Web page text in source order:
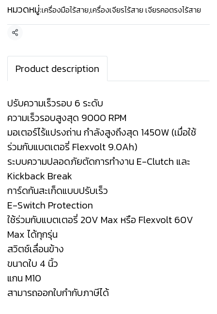
หมวดหมู่:เครื่องมือไร้สาย,เครื่องเจียรไร้สาย เจียรคอตรงไร้สาย
แชร์
Product description
ปรับความเร็วรอบ 6 ระดับ
​ความเร็วรอบสูงสุด 9000 RPM
มอเตอร์ไร้แปรงถ่าน กำลังสูงถึงสุด 1450W (เมื่อใช้
ร่วมกับแบตเตอรี่ Flexvolt 9.0Ah)
ระบบความปลอดภัยตัดการทำงาน E-Clutch และ
Kickback Break
การ์ดกันสะเก็ดแบบปรับเร็ว
E-Switch Protection
ใช้ร่วมกับแบตเตอรี่ 20V Max หรือ Flexvolt 60V
Max ได้ทุกรุ่น
สวิตช์เลื่อนข้าง
ขนาดใบ 4 นิ้ว
แกน M10
สามารถออกใบกำกับภาษีได้